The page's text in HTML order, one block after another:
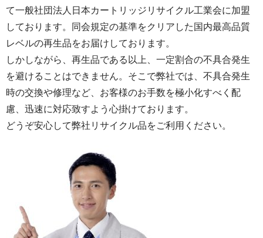
て一般社団法人日本カートリッジリサイクル工業会に加盟
しております。同会規定の基準をクリアした国内最高品質
レベルの再生品をお届けしております。
しかしながら、再生品である以上、一定割合の不具合発生
を避けることはできません。そこで弊社では、不具合発生
時の交換や修理など、お客様のお手数を極小化すべく配
慮、迅速に対応致すよう心掛けております。
どうぞ安心して弊社リサイクル品をご利用ください。